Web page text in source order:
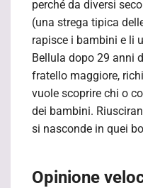
perché da diversi
(una strega tipica
rapisce i bambini e li
Bellula dopo 29 anni
fratello maggiore,
vuole scoprire chi o
dei bambini.
si nasconde in quei
Opinione